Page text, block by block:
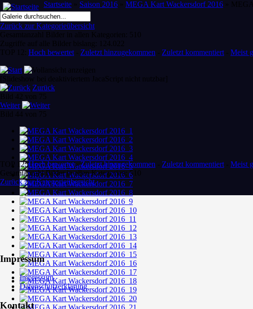
Startseite » Saison 2016 » MEGA Kart Wackersdorf 2016 »
Zurück zur Kategorieübersicht
Gesamtanzahl Bilder in allen Kategorien: 510
Zugriffe auf alle Bilder bislang: 124.022
TOP 12: Hoch bewertet - Zuletzt hinzugekommen - Zuletzt kommentiert - Meist
[Slideshow bei deaktiviertem JacaScript nicht nutzbar]
Zurück
Bild 42 von 75
Weiter
Bild 44 von 75
TOP 12:Hoch bewertet-Zuletzt hinzugekommen - Zuletzt kommentiert - Meist
Gesamtanzahl Bilder in allen Kategorien: 510
Zurück zur Kategorieübersicht
Impressum
Impressum
Datenschutzerklärung
Kontakt